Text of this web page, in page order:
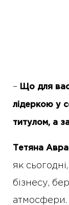
– Що для
лідеркою у
титулом, а
Тетяна
як
бізнесу,